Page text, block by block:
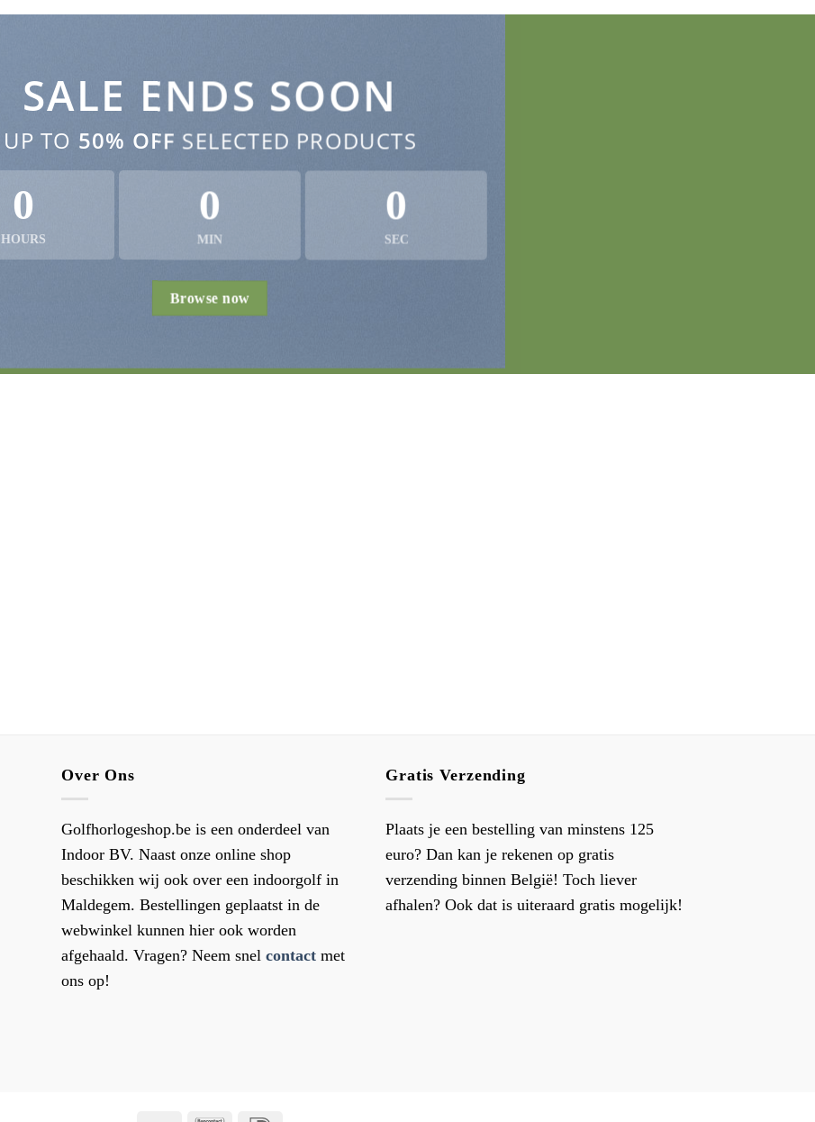
SALE ENDS SOON
UP TO 50% OFF SELECTED PRODUCTS
0
HOURS
0
MIN
0
SEC
Browse now
Over Ons
Golfhorlogeshop.be is een onderdeel van
Indoor BV. Naast onze online shop
beschikken wij ook over een indoorgolf in
Maldegem. Bestellingen geplaatst in de
webwinkel kunnen hier ook worden
afgehaald. Vragen? Neem snel contact met
ons op!
Gratis Verzending
Plaats je een bestelling van minstens 125
euro? Dan kan je rekenen op gratis
verzending binnen België! Toch liever
afhalen? Ook dat is uiteraard gratis mogelijk!